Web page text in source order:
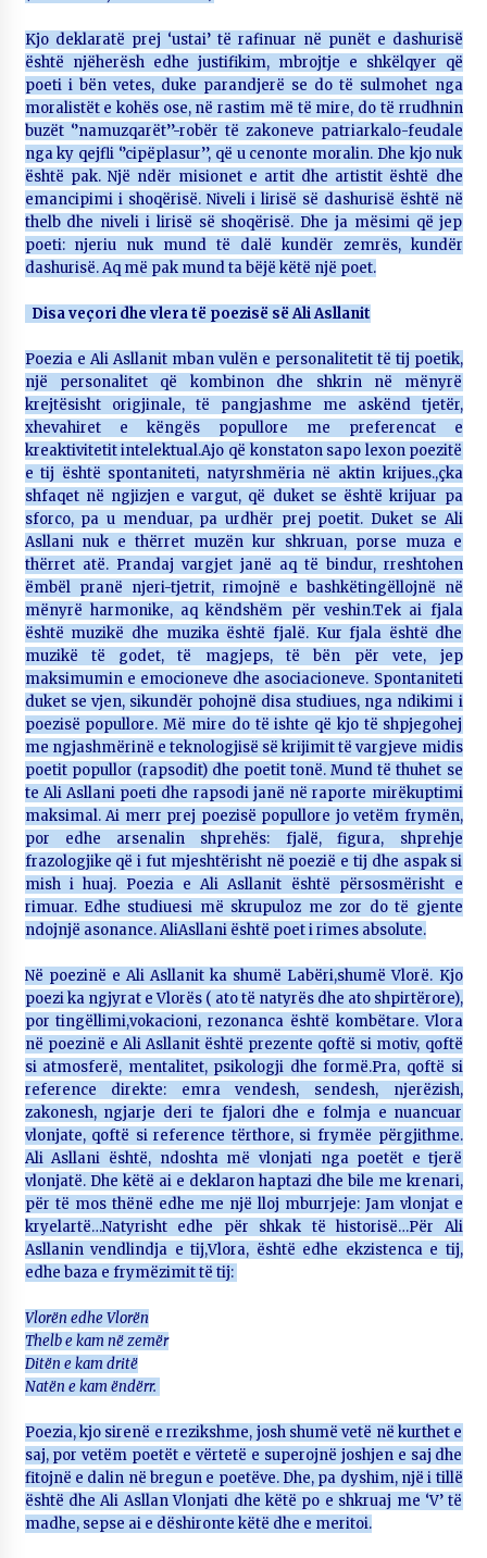
Kjo deklaratë prej ‘ustai’ të rafinuar në punët e dashurisë
është njëherësh edhe justifikim, mbrojtje e shkëlqyer që
poeti i bën vetes, duke parandjerë se do të sulmohet nga
moralistët e kohës ose, në rastim më të mire, do të rrudhnin
buzët ‘’namuzqarët’’-robër të zakoneve patriarkalo-feudale
nga ky qejfli ‘’cipëplasur’’, që u cenonte moralin. Dhe kjo nuk
është pak. Një ndër misionet e artit dhe artistit është dhe
emancipimi i shoqërisë. Niveli i lirisë së dashurisë është në
thelb dhe niveli i lirisë së shoqërisë. Dhe ja mësimi që jep
poeti: njeriu nuk mund të dalë kundër zemrës, kundër
dashurisë. Aq më pak mund ta bëjë këtë një poet.
Disa veçori dhe vlera të poezisë së Ali Asllanit
Poezia e Ali Asllanit mban vulën e personalitetit të tij poetik,
një personalitet që kombinon dhe shkrin në mënyrë
krejtësisht origjinale, të pangjashme me askënd tjetër,
xhevahiret e këngës popullore me preferencat e
kreaktivitetit intelektual.Ajo që konstaton sapo lexon poezitë
e tij është spontaniteti, natyrshmëria në aktin krijues.,çka
shfaqet në ngjizjen e vargut, që duket se është krijuar pa
sforco, pa u menduar, pa urdhër prej poetit. Duket se Ali
Asllani nuk e thërret muzën kur shkruan, porse muza e
thërret atë. Prandaj vargjet janë aq të bindur, rreshtohen
ëmbël pranë njeri-tjetrit, rimojnë e bashkëtingëllojnë në
mënyrë harmonike, aq këndshëm për veshin.Tek ai fjala
është muzikë dhe muzika është fjalë. Kur fjala është dhe
muzikë të godet, të magjeps, të bën për vete, jep
maksimumin e emocioneve dhe asociacioneve. Spontaniteti
duket se vjen, sikundër pohojnë disa studiues, nga ndikimi i
poezisë popullore. Më mire do të ishte që kjo të shpjegohej
me ngjashmërinë e teknologjisë së krijimit të vargjeve midis
poetit popullor (rapsodit) dhe poetit tonë. Mund të thuhet se
te Ali Asllani poeti dhe rapsodi janë në raporte mirëkuptimi
maksimal. Ai merr prej poezisë popullore jo vetëm frymën,
por edhe arsenalin shprehës: fjalë, figura, shprehje
frazologjike që i fut mjeshtërisht në poezië e tij dhe aspak si
mish i huaj. Poezia e Ali Asllanit është përsosmërisht e
rimuar. Edhe studiuesi më skrupuloz me zor do të gjente
ndojnjë asonance. AliAsllani është poet i rimes absolute.
Në poezinë e Ali Asllanit ka shumë Labëri,shumë Vlorë. Kjo
poezi ka ngjyrat e Vlorës ( ato të natyrës dhe ato shpirtërore),
por tingëllimi,vokacioni, rezonanca është kombëtare. Vlora
në poezinë e Ali Asllanit është prezente qoftë si motiv, qoftë
si atmosferë, mentalitet, psikologji dhe formë.Pra, qoftë si
reference direkte: emra vendesh, sendesh, njerëzish,
zakonesh, ngjarje deri te fjalori dhe e folmja e nuancuar
vlonjate, qoftë si reference tërthore, si frymëe përgjithme.
Ali Asllani është, ndoshta më vlonjati nga poetët e tjerë
vlonjatë. Dhe këtë ai e deklaron haptazi dhe bile me krenari,
për të mos thënë edhe me një lloj mburrjeje: Jam vlonjat e
kryelartë…Natyrisht edhe për shkak të historisë…Për Ali
Asllanin vendlindja e tij,Vlora, është edhe ekzistenca e tij,
edhe baza e frymëzimit të tij:
Vlorën edhe Vlorën
Thelb e kam në zemër
Ditën e kam dritë
Natën e kam ëndërr.
Poezia, kjo sirenë e rrezikshme, josh shumë vetë në kurthet e
saj, por vetëm poetët e vërtetë e superojnë joshjen e saj dhe
fitojnë e dalin në bregun e poetëve. Dhe, pa dyshim, një i tillë
është dhe Ali Asllan Vlonjati dhe këtë po e shkruaj me ‘V’ të
madhe, sepse ai e dëshironte këtë dhe e meritoi.